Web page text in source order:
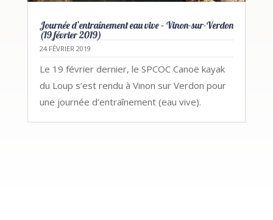
Journée d’entraînement eau vive – Vinon-sur-Verdon
(19 février 2019)
24 FÉVRIER 2019
Le 19 février dernier, le SPCOC Canoë kayak
du Loup s’est rendu à Vinon sur Verdon pour
une journée d’entraînement (eau vive).